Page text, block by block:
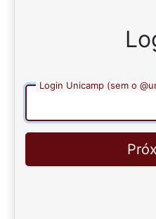
Login Unicamp (sem o